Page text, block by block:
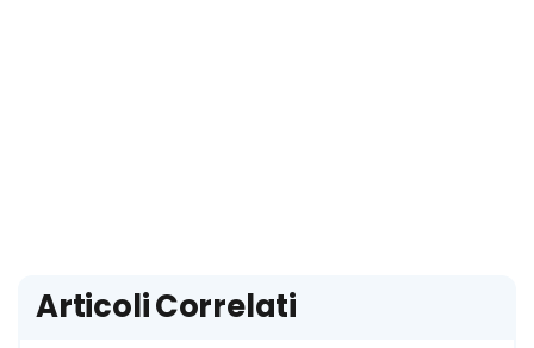
Articoli Correlati